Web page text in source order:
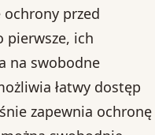
ochrony przed
pierwsze, ich
na swobodne
łatwy dostęp
zapewnia ochronę